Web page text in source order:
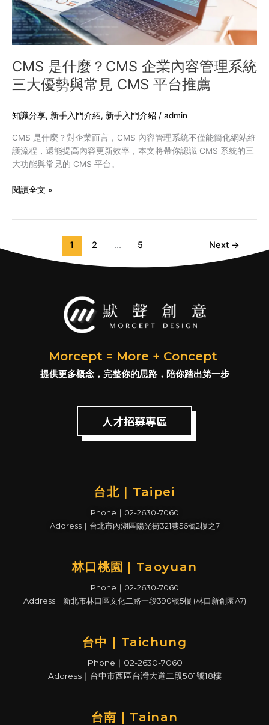
CMS 是什麼？CMS 企業內容管理系統
三大優勢與常見 CMS 平台推薦
知識分享, 新手入門介紹, 新手入門介紹 / admin
CMS 是什麼？對企業而言，CMS 內容管理系統不僅能簡化網站維
護流程，還能提高內容更新效率，本文將帶你認識 CMS 系統的三
大功能與常見的 CMS 平台。
內
容
管
理
系
統
三
優
與
常
見
平
推
閱讀全文 »
1 2 ... 5 Next →
Morcept = More + Concept
提供更多概念，完整你的思路，陪你踏出第一步
人才招募專區
台北 | Taipei
Phone｜02-2630-7060
Address｜台北市內湖區陽光街321巷56號2樓之7
林口桃園 | Taoyuan
Phone｜02-2630-7060
Address｜新北市林口區文化二路一段390號5樓 (林口新創園A7)
台中 | Taichung
Phone｜02-2630-7060
Address｜台中市西區台灣大道二段501號18樓
台南 | Tainan